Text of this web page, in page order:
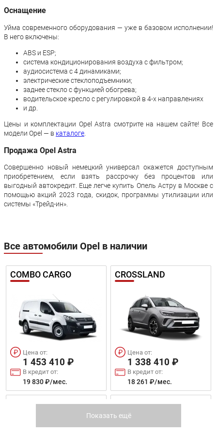
Оснащение
Уйма современного оборудования — уже в базовом исполнении!
В него включены:
ABS и ESP;
система кондиционирования воздуха с фильтром;
аудиосистема с 4 динамиками;
электрические стеклоподъемники;
заднее стекло с функцией обогрева;
водительское кресло с регулировкой в 4-х направлениях
и др.
Цены и комплектации Opel Astra смотрите на нашем сайте! Все
модели Opel — в каталоге
Продажа Opel Astra
Совершенно новый немецкий универсал окажется доступным
приобретением, если взять рассрочку без процентов или
выгодный автокредит. Еще легче купить Опель Астру в Москве с
помощью акций 2023 года, скидок, программы утилизации или
системы «Трейд-ин».
Все автомобили Opel в наличии
COMBO CARGO
Цена от:
1 453 410 ₽
В кредит от:
19 830 ₽/мес.
CROSSLAND
Цена от:
1 338 410 ₽
В кредит от:
18 261 ₽/мес.
GRANDLAND X COMBO LIFE
Показать ещё